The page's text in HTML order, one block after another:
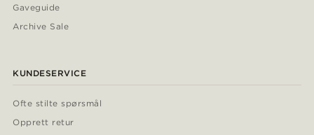
Gaveguide
Archive Sale
KUNDESERVICE
Ofte stilte spørsmål
Opprett retur